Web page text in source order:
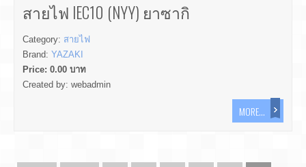
สายไฟ IEC10 (NYY) ยาซากิ
Category: สายไฟ
Brand: YAZAKI
Price: 0.00 บาท
Created by: webadmin
MORE...